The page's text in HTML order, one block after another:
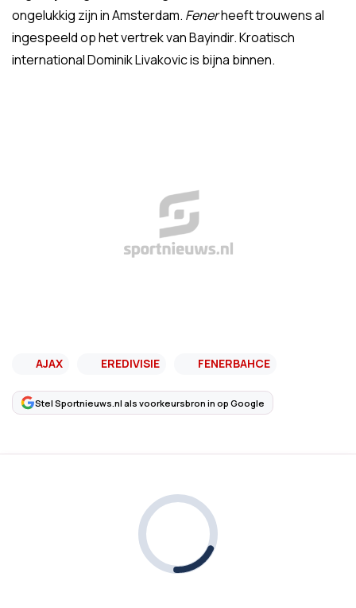
ongelukkig zijn in Amsterdam. Fenerheeft trouwens al
ingespeeld op het vertrek van Bayindir. Kroatisch
international Dominik Livakovic is bijna binnen.
AJAX EREDIVISIE FENERBAHCE
Stel Sportnieuws.nl als voorkeursbron in op Google